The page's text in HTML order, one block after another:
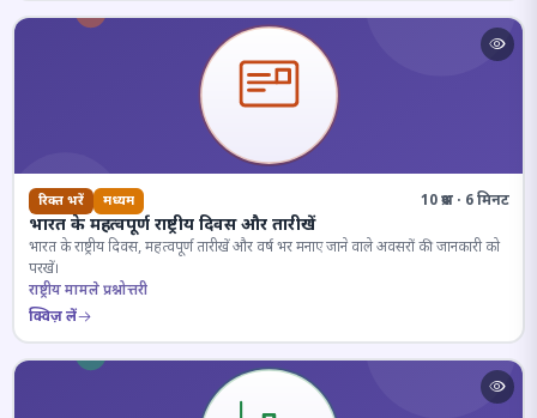
रिक्त भरें मध्यम 10 प्रश्न · 6 मिनट
भारत के महत्वपूर्ण राष्ट्रीय दिवस और तारीखें
भारत के राष्ट्रीय दिवस, महत्वपूर्ण तारीखें और वर्ष भर मनाए जाने वाले अवसरों की जानकारी को
परखें।
राष्ट्रीय मामले प्रश्नोत्तरी
क्विज़ लें